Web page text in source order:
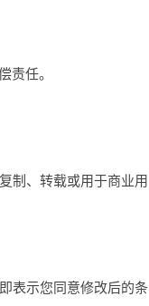
任。
制、转载或用于商业用
表示您同意修改后的条